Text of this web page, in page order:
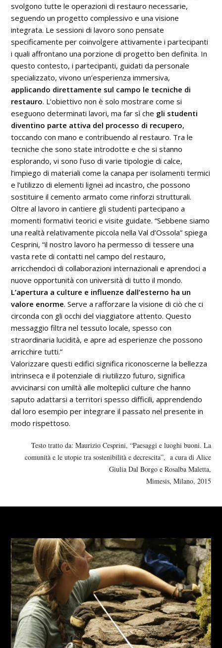
svolgono tutte le operazioni di restauro necessarie,
seguendo un progetto complessivo e una visione
integrata. Le sessioni di lavoro sono pensate
specificamente per coinvolgere attivamente i partecipanti
i quali affrontano una porzione di progetto ben definita. In
questo contesto, i partecipanti, guidati da personale
specializzato, vivono un’esperienza immersiva,
applicando direttamente sul campo le tecniche di
restauro. L’obiettivo non è solo mostrare come si
eseguono determinati lavori, ma far sì che gli studenti
diventino parte attiva del processo di recupero,
toccando con mano e contribuendo al restauro. Tra le
tecniche che sono state introdotte e che si stanno
esplorando, vi sono l’uso di varie tipologie di calce,
l’impiego di materiali come la canapa per isolamenti termici
e l’utilizzo di elementi lignei ad incastro, che possono
sostituire il cemento armato come rinforzi strutturali.
Oltre al lavoro in cantiere gli studenti partecipano a
momenti formativi teorici e visite guidate. “Sebbene siamo
una realtà relativamente piccola nella Val d’Ossola” spiega
Cesprini, “il nostro lavoro ha permesso di tessere una
vasta rete di contatti nel campo del restauro,
arricchendoci di collaborazioni internazionali e aprendoci a
nuove opportunità con università di tutto il mondo.
L’apertura a culture e influenze dall’esterno ha un
valore enorme. Serve a rafforzare la visione di ciò che ci
circonda con gli occhi del viaggiatore attento. Questo
messaggio filtra nel tessuto locale, spesso con
straordinaria lucidità, e apre ad esperienze che possono
arricchire tutti.”
Valorizzare questi edifici significa riconoscerne la bellezza
intrinseca e il potenziale di riutilizzo futuro, significa
avvicinarsi con umiltà alle molteplici culture che hanno
saputo adattarsi a territori spesso difficili, apprendendo
dal loro esempio per integrare il passato nel presente in
modo rispettoso.
Testo tratto da: Maurizio Cesprini, “Paesaggi e luoghi buoni. La
comunità e le utopie tra sostenibilità e decrescita”, a cura di Alice
Giulia Dal Borgo e Rosalba Maletta,
Mimesis, Milano, 2015